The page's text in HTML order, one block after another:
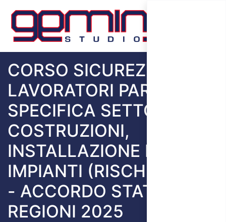
CORSO SICUREZZA
LAVORATORI PARTE
SPECIFICA SETTORE
COSTRUZIONI,
INSTALLAZIONE DI
IMPIANTI (RISCHIO ALTO)
- ACCORDO STATO
REGIONI 2025